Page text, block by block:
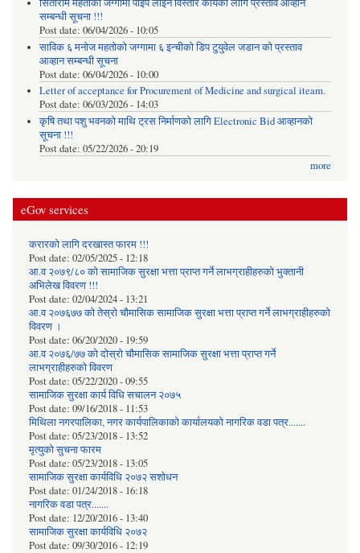
सिताराम महतोको जग्गामा पाइप लाइन विस्तार कार्यको लागि प्रस्ताव आव्हान
सम्बन्धी सूचना !!!
Post date: 06/04/2026 - 10:05
साविक ६ मनोज महतोको जग्गामा ६ इन्चीको डिप टुयुवेल जडान को प्रस्ताव
आव्हान सम्बन्धी सूचना
Post date: 06/04/2026 - 10:00
Letter of acceptance for Procurement of Medicine and surgical iteam.
Post date: 06/03/2026 - 14:03
कृषि तथा पशु भवनको माथि ट्रस निर्माणको लागि Electronic Bid आव्हानको
सूचना !!!
Post date: 05/22/2026 - 20:19
more
eGov services
करारको लागि दरखास्त फारम !!!
Post date: 02/05/2025 - 12:18
आ.व २०७९/८० को सामाजिक सुरक्षा भत्ता प्राप्त गर्ने लाभग्राहीहरुको भुक्तानी
अभिलेख विवरण !!!
Post date: 02/04/2024 - 13:21
आ.व २०७६७७ को तेस्रो चौमासिक सामाजिक सुरक्षा भत्ता प्राप्त गर्ने लाभग्राहीहरुको
विवरण ।
Post date: 06/20/2020 - 19:59
आ.व २०७६/७७ को दोस्रो चौमासिक सामाजिक सुरक्षा भत्ता प्राप्त गर्ने
लाभग्राहीहरुको विवरण
Post date: 05/22/2020 - 09:55
सामाजिक सुरक्षा कार्य विधि स‌चालन २०७५
Post date: 09/16/2018 - 11:53
मिथिला नगरपालिका, नगर कार्यपालिकाको कार्यालयकाे नागरिक वडा पत्र.......
Post date: 05/23/2018 - 13:52
मृत्युको सुचना फारम
Post date: 05/23/2018 - 13:05
सामाजिक सुरक्षा कार्यविधि २०७२ स‌शाेधन
Post date: 01/24/2018 - 16:18
नागरिक वडा पत्र.......
Post date: 12/20/2016 - 13:40
सामाजिक सुरक्षा कार्यविधि २०७२
Post date: 09/30/2016 - 12:19